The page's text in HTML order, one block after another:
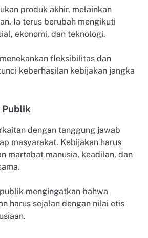
produk akhir, melainkan
Ia terus berubah mengikuti
ekonomi, dan teknologi.
fleksibilitas dan
keberhasilan kebijakan jangka
Publik
dengan tanggung jawab
masyarakat. Kebijakan harus
martabat manusia, keadilan, dan
mengingatkan bahwa
harus sejalan dengan nilai etis